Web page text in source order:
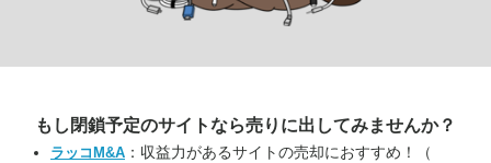
もし閉鎖予定のサイトなら売りに出してみませんか？
ラッコM&A ：収益力があるサイトの売却におすすめ！（